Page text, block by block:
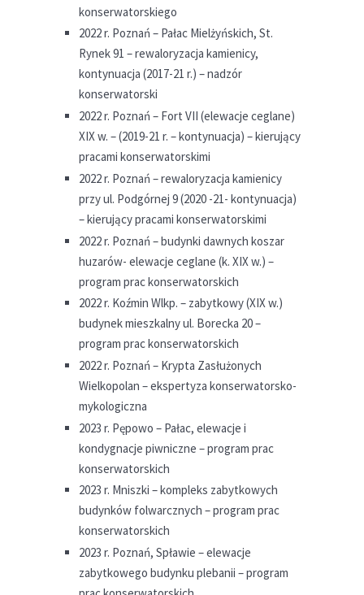
konserwatorskiego
2022 r. Poznań – Pałac Mielżyńskich, St.
Rynek 91 – rewaloryzacja kamienicy,
kontynuacja (2017-21 r.) – nadzór
konserwatorski
2022 r. Poznań – Fort VII (elewacje ceglane)
XIX w. – (2019-21 r. – kontynuacja) – kierujący
pracami konserwatorskimi
2022 r. Poznań – rewaloryzacja kamienicy
przy ul. Podgórnej 9 (2020 -21- kontynuacja)
– kierujący pracami konserwatorskimi
2022 r. Poznań – budynki dawnych koszar
huzarów- elewacje ceglane (k. XIX w.) –
program prac konserwatorskich
2022 r. Koźmin Wlkp. – zabytkowy (XIX w.)
budynek mieszkalny ul. Borecka 20 –
program prac konserwatorskich
2022 r. Poznań – Krypta Zasłużonych
Wielkopolan – ekspertyza konserwatorsko-
mykologiczna
2023 r. Pępowo – Pałac, elewacje i
kondygnacje piwniczne – program prac
konserwatorskich
2023 r. Mniszki – kompleks zabytkowych
budynków folwarcznych – program prac
konserwatorskich
2023 r. Poznań, Spławie – elewacje
zabytkowego budynku plebanii – program